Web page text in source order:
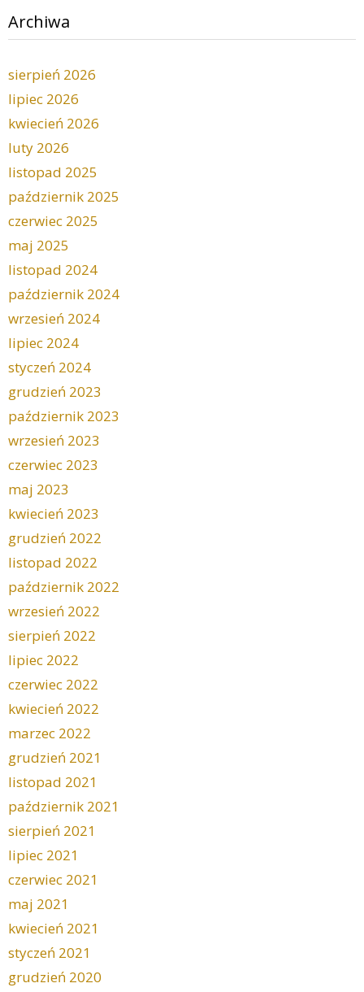
Archiwa
sierpień 2026
lipiec 2026
kwiecień 2026
luty 2026
listopad 2025
październik 2025
czerwiec 2025
maj 2025
listopad 2024
październik 2024
wrzesień 2024
lipiec 2024
styczeń 2024
grudzień 2023
październik 2023
wrzesień 2023
czerwiec 2023
maj 2023
kwiecień 2023
grudzień 2022
listopad 2022
październik 2022
wrzesień 2022
sierpień 2022
lipiec 2022
czerwiec 2022
kwiecień 2022
marzec 2022
grudzień 2021
listopad 2021
październik 2021
sierpień 2021
lipiec 2021
czerwiec 2021
maj 2021
kwiecień 2021
styczeń 2021
grudzień 2020